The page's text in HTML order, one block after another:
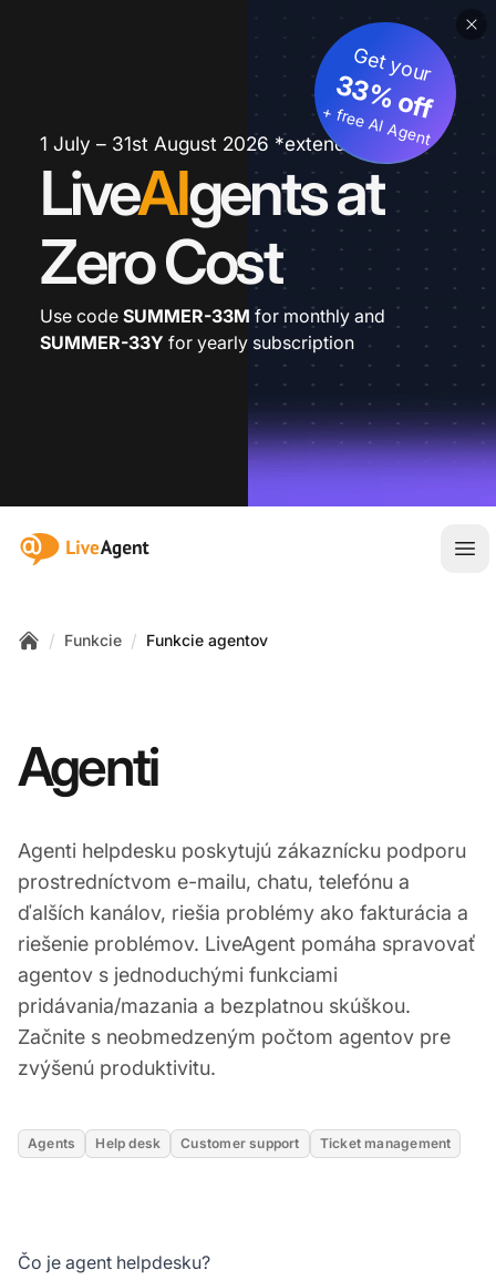
1 July – 31st August 2026 *extended
LiveAIgents at
Zero Cost
Get your
33% off
+ free AI Agent
Use code SUMMER-33M for monthly and
SUMMER-33Y for yearly subscription
:site.title
/ Funkcie / Funkcie agentov
Agenti
Agenti helpdesku poskytujú zákaznícku podporu
prostredníctvom e-mailu, chatu, telefónu a
ďalších kanálov, riešia problémy ako fakturácia a
riešenie problémov. LiveAgent pomáha spravovať
agentov s jednoduchými funkciami
pridávania/mazania a bezplatnou skúškou.
Začnite s neobmedzeným počtom agentov pre
zvýšenú produktivitu.
Agents Help desk Customer support Ticket management
Čo je agent helpdesku?